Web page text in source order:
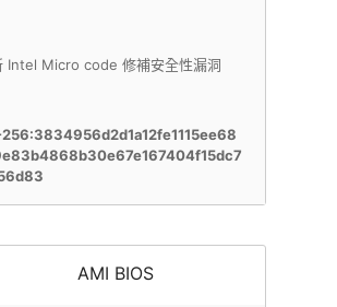
Intel Micro code 修補安全性漏洞
AMI BIOS